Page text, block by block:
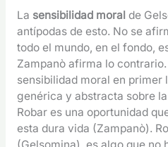
La sensibilidad moralde
antípodas de esto. No se
todo el mundo, en el fondo,
Zampanò afirma lo
sensibilidad moral en primer
genérica y abstracta sobre
Robar es una oportunidad
esta dura vida (Zampanò).